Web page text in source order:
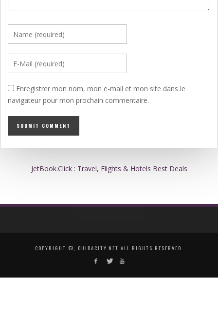
Enregistrer mon nom, mon e-mail et mon site dans le
navigateur pour mon prochain commentaire.
JetBook.Click : Travel, Flights & Hotels Best Deals
COPYRIGHT ©, OUJDACITY.NET ALL RIGHTS RESERVED.